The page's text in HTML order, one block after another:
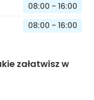
08:00 - 16:00
08:00 - 16:00
załatwisz w